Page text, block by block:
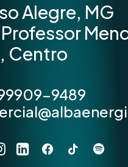
Alegre, MG
Professor
Centro
9489